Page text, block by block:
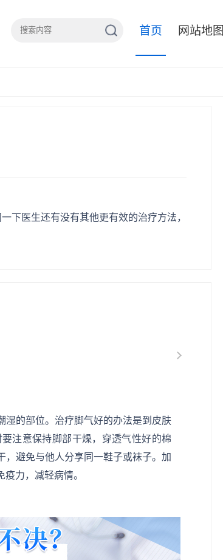
首页 网站地图
下医生还有没有其他更有效的治疗方法，
湿的部位。治疗脚气好的办法是到皮肤
注意保持脚部干燥，穿透气性好的棉
避免与他人分享同一鞋子或袜子。加
力，减轻病情。